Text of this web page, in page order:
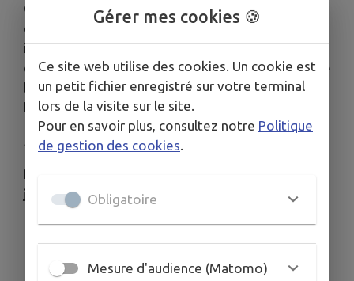
Gardéen !), Mehdi Damien fabrique toutes sortes
d’objets du quotidien et pièces sur mesure. Il
intervient aussi dans les écoles et en entreprise :
épatant, ce qu’on peut faire avec des bouchons de
bouteilles ! Alors, toi aussi, viens avec 10
bouchons et repars avec un cadeau !
Entrée libre, dès 10 ans.
Plus d’infos auprès du
jeunesse au 04 94 21 60 64.
Gérer mes cookies 🍪
Ce site web utilise des cookies. Un cookie est
un petit fichier enregistré sur votre terminal
lors de la visite sur le site.
Pour en savoir plus, consultez notre Politique
de gestion des cookies
Obligatoire
Mesure d'audience (Matomo)